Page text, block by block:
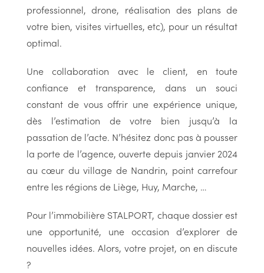
professionnel, drone, réalisation des plans de
votre bien, visites virtuelles, etc), pour un résultat
optimal.
Une collaboration avec le client, en toute
confiance et transparence, dans un souci
constant de vous offrir une expérience unique,
dès l’estimation de votre bien jusqu’à la
passation de l’acte. N’hésitez donc pas à pousser
la porte de l’agence, ouverte depuis janvier 2024
au cœur du village de Nandrin, point carrefour
entre les régions de Liège, Huy, Marche, …
Pour l’immobilière STALPORT, chaque dossier est
une opportunité, une occasion d’explorer de
nouvelles idées. Alors, votre projet, on en discute
?